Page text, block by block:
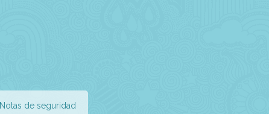
Notas de seguridad